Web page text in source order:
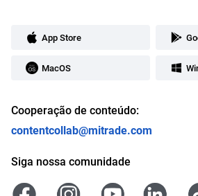
App Store
MacOS
Cooperação de conteúdo:
contentcollab@mitrade.com
Siga nossa comunidade